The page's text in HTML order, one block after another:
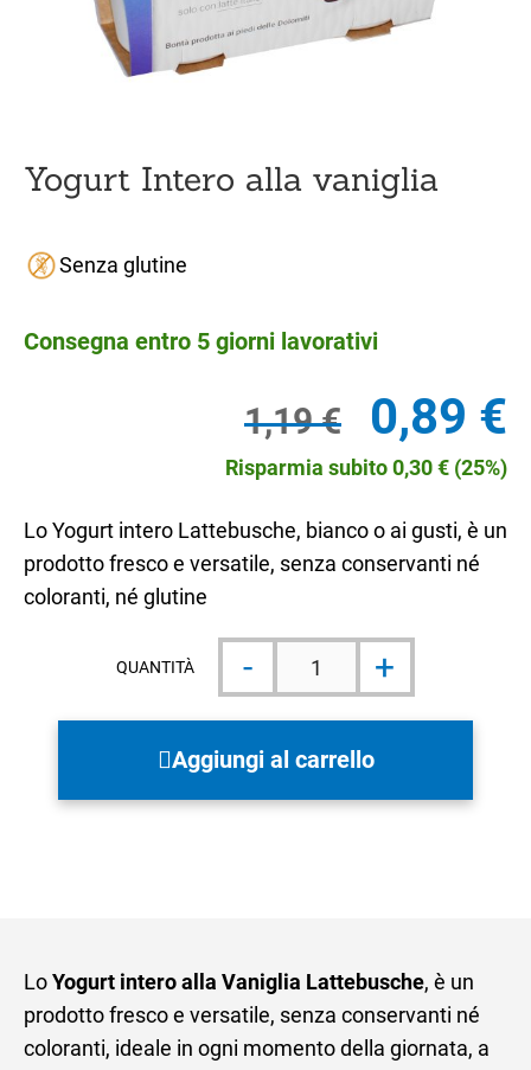
Yogurt Intero alla vaniglia
Senza glutine
Consegna entro 5 giorni lavorativi
1,19€
Il
prezzo
originale
era:
1,19 €.
0,89 €
è:
Risparmia subito0,30€ (25%)
Lo Yogurt intero Lattebusche, bianco o ai gusti, è un
prodotto fresco e versatile, senza conservanti né
coloranti, né glutine
QUANTITÀ -
Yogurt
Intero
vaniglia
quantità
+
Aggiungi al carrello
LoYogurt intero alla Vaniglia Lattebusche, è un
prodotto fresco e versatile, senza conservanti né
coloranti, ideale in ogni momento della giornata, a